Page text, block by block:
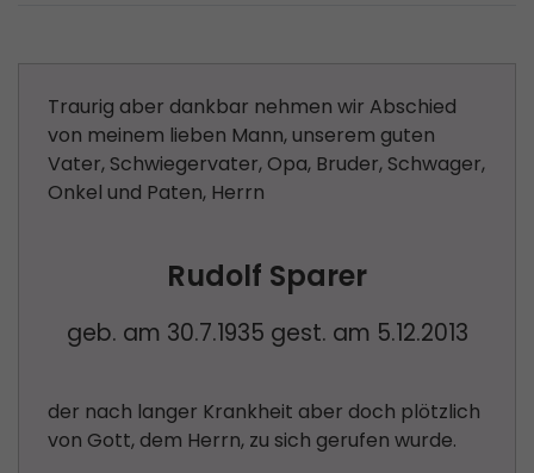
Traurig aber dankbar nehmen wir Abschied
von meinem lieben Mann, unserem guten
Vater, Schwiegervater, Opa, Bruder, Schwager,
Onkel und Paten, Herrn
Rudolf Sparer
geb. am 30.7.1935 gest. am 5.12.2013
der nach langer Krankheit aber doch plötzlich
von Gott, dem Herrn, zu sich gerufen wurde.